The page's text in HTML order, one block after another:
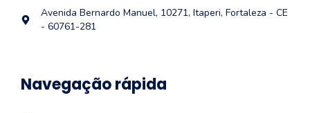
Avenida Bernardo Manuel, 10271, Itaperi, Fortaleza - CE
- 60761-281
Navegação rápida